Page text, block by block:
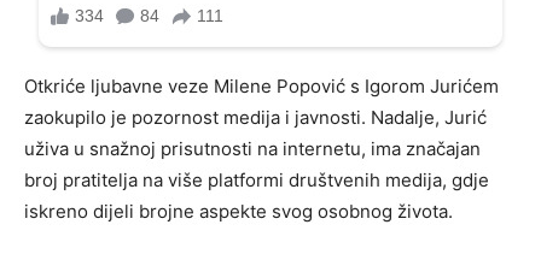
Otkriće ljubavne veze Milene Popović s Igorom Jurićem
zaokupilo je pozornost medija i javnosti. Nadalje, Jurić
uživa u snažnoj prisutnosti na internetu, ima značajan
broj pratitelja na više platformi društvenih medija, gdje
iskreno dijeli brojne aspekte svog osobnog života.